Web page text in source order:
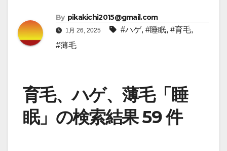
By pikakichi2015@gmail.com
1月 26, 2025 #ハゲ, #睡眠, #育毛,
#薄毛
育毛、ハゲ、薄毛「睡
眠」の検索結果 59 件